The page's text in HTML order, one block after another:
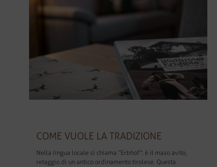
COME VUOLE LA TRADIZIONE
Nella lingua locale si chiama “Erbhof”: è il maso avito,
retaggio di un antico ordinamento tirolese. Questa